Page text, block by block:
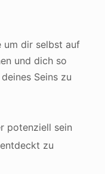
um dir selbst auf
und dich so
Seins zu
potenziell sein
zu